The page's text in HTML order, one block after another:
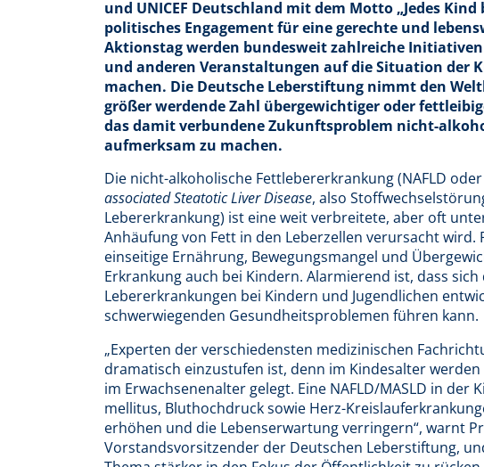
und UNICEF Deutschland mit dem Motto „Jedes
politisches Engagement für eine gerechte und
Aktionstag werden bundesweit zahlreiche
und anderen Veranstaltungen auf die Situation der
machen. Die Deutsche Leberstiftung nimmt den
größer werdende Zahl übergewichtiger oder
das damit verbundene Zukunftsproblem nicht-
aufmerksam zu machen.
Die nicht-alkoholische Fettlebererkrankung (NAFLD oder
associated Steatotic Liver Disease, also
Lebererkrankung) ist eine weit verbreitete, aber oft
Anhäufung von Fett in den Leberzellen verursacht wird.
einseitige Ernährung, Bewegungsmangel und
Erkrankung auch bei Kindern. Alarmierend ist, dass
Lebererkrankungen bei Kindern und Jugendlichen
schwerwiegenden Gesundheitsproblemen führen kann.
„Experten der verschiedensten medizinischen
dramatisch einzustufen ist, denn im Kindesalter
im Erwachsenenalter gelegt. Eine NAFLD/MASLD in der
mellitus, Bluthochdruck sowie Herz-
erhöhen und die Lebenserwartung verringern“, warnt
Vorstandsvorsitzender der Deutschen Leberstiftung,